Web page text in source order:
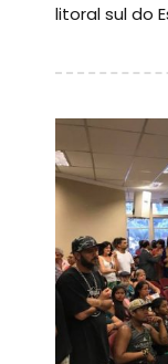
litoral sul do